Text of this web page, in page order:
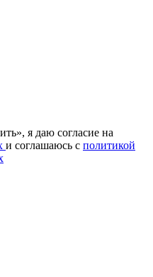
я даю согласие на
и соглашаюсь с политикой